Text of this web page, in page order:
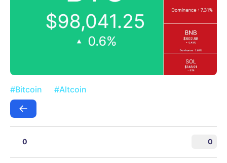
#Bitcoin #Altcoin
0 0